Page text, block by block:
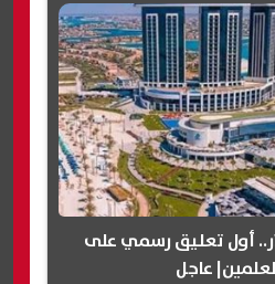
الـ 1000 دولار.. أول تعليق رسمي على
عاجل